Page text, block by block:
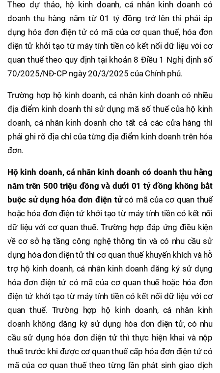
Theo dự thảo, hộ kinh doanh, cá nhân kinh doanh có
doanh thu hàng năm từ 01 tỷ đồng trở lên thì phải áp
dụng hóa đơn điện tử có mã của cơ quan thuế, hóa đơn
điện tử khởi tạo từ máy tính tiền có kết nối dữ liệu với cơ
quan thuế theo quy định tại khoản 8 Điều 1 Nghị định số
70/2025/NĐ-CP ngày 20/3/2025 của Chính phủ.
Trường hợp hộ kinh doanh, cá nhân kinh doanh có nhiều
địa điểm kinh doanh thì sử dụng mã số thuế của hộ kinh
doanh, cá nhân kinh doanh cho tất cả các cửa hàng thì
phải ghi rõ địa chỉ của từng địa điểm kinh doanh trên hóa
đơn.
Hộ kinh doanh, cá nhân kinh doanh có doanh thu hằng
năm trên 500 triệu đồng và dưới 01 tỷ đồng không bắt
buộc sử dụng hóa đơn điện tửcó mã của cơ quan thuế
hoặc hóa đơn điện tử khởi tạo từ máy tính tiền có kết nối
dữ liệu với cơ quan thuế. Trường hợp đáp ứng điều kiện
về cơ sở hạ tầng công nghệ thông tin và có nhu cầu sử
dụng hóa đơn điện tử thì cơ quan thuế khuyến khích và hỗ
trợ hộ kinh doanh, cá nhân kinh doanh đăng ký sử dụng
hóa đơn điện tử có mã của cơ quan thuế hoặc hóa đơn
điện tử khởi tạo từ máy tính tiền có kết nối dữ liệu với cơ
quan thuế. Trường hợp hộ kinh doanh, cá nhân kinh
doanh không đăng ký sử dụng hóa đơn điện tử, có nhu
cầu sử dụng hóa đơn điện tử thì thực hiện khai và nộp
thuế trước khi được cơ quan thuế cấp hóa đơn điện tử có
mã của cơ quan thuế theo từng lần phát sinh giao dịch